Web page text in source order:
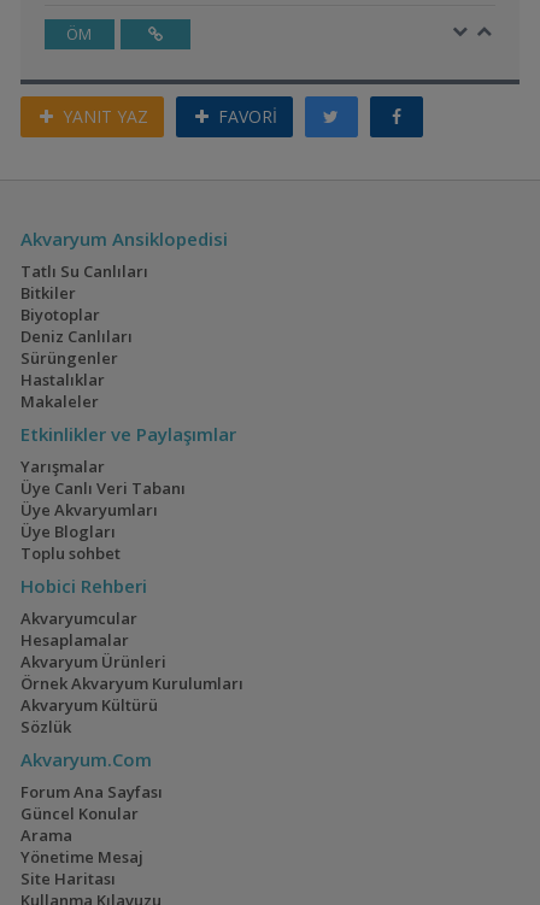
ÖM
YANIT YAZ FAVORİ
Akvaryum Ansiklopedisi
Tatlı Su Canlıları
Bitkiler
Biyotoplar
Deniz Canlıları
Sürüngenler
Hastalıklar
Makaleler
Etkinlikler ve Paylaşımlar
Yarışmalar
Üye Canlı Veri Tabanı
Üye Akvaryumları
Üye Blogları
Toplu sohbet
Hobici Rehberi
Akvaryumcular
Hesaplamalar
Akvaryum Ürünleri
Örnek Akvaryum Kurulumları
Akvaryum Kültürü
Sözlük
Akvaryum.Com
Forum Ana Sayfası
Güncel Konular
Arama
Yönetime Mesaj
Site Haritası
Kullanma Kılavuzu